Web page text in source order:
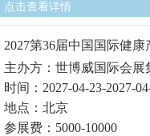
点击查看详情
2027第36届中国国际健
主办方：世博威国际会展
时间：2027-04-23-2027-
地点：北京
参展费：5000-10000